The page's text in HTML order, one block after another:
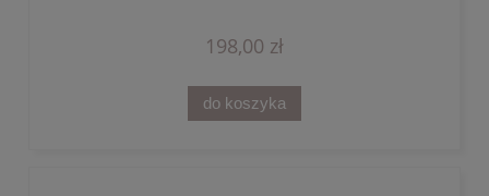
198,00 zł
do koszyka